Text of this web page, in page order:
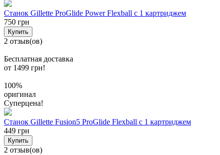
Станок Gillette ProGlide Power Flexball с 1 картриджем
750 грн
Купить
2 отзыв(ов)
Бесплатная доставка
от 1499 грн!
100%
оригинал
Суперцена!
Станок Gillette Fusion5 ProGlide Flexball с 1 картриджем
449 грн
Купить
2 отзыв(ов)